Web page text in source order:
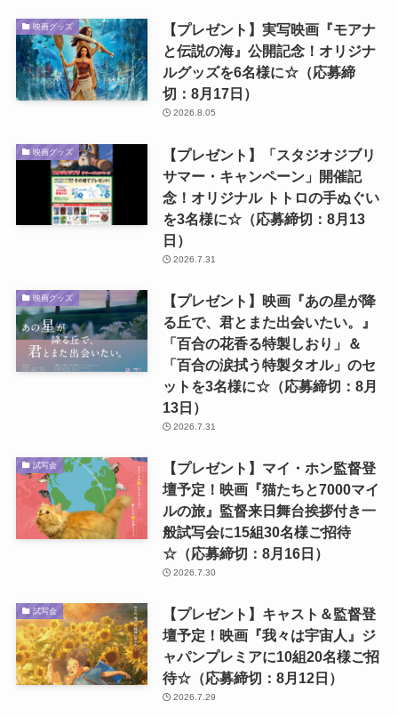
映画グッズ
【プレゼント】実写映画『モアナ
と伝説の海』公開記念！オリジナ
ルグッズを6名様に☆（応募締
切：8月17日）
2026.8.05
映画グッズ
【プレゼント】「スタジオジブリ
サマー・キャンペーン」開催記
念！オリジナル トトロの手ぬぐい
を3名様に☆（応募締切：8月13
日）
2026.7.31
映画グッズ
【プレゼント】映画『あの星が降
る丘で、君とまた出会いたい。』
「百合の花香る特製しおり」＆
「百合の涙拭う特製タオル」のセ
ットを3名様に☆（応募締切：8月
13日）
2026.7.31
試写会
【プレゼント】マイ・ホン監督登
壇予定！映画『猫たちと7000マイ
ルの旅』監督来日舞台挨拶付き一
般試写会に15組30名様ご招待
☆（応募締切：8月16日）
2026.7.30
試写会
【プレゼント】キャスト＆監督登
壇予定！映画『我々は宇宙人』ジ
ャパンプレミアに10組20名様ご招
待☆（応募締切：8月12日）
2026.7.29